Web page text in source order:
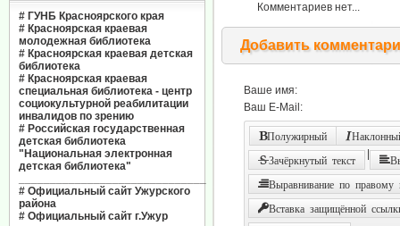
# ГУНБ Красноярского края
# Красноярская краевая
молодежная библиотека
# Красноярская краевая детская
библиотека
# Красноярская краевая
специальная библиотека - центр
социокультурной реабилитации
инвалидов по зрению
# Российская государственная
детская библиотека
"Национальная электронная
детская библиотека"
# Официальный сайт Ужурского
района
# Официальный сайт г.Ужур
Комментариев нет...
Добавить
Ваше имя:
Ваш E-Mail:
Полужирный
Зачёркнутый текст
Выравнивание по правому
Вставка защищённой